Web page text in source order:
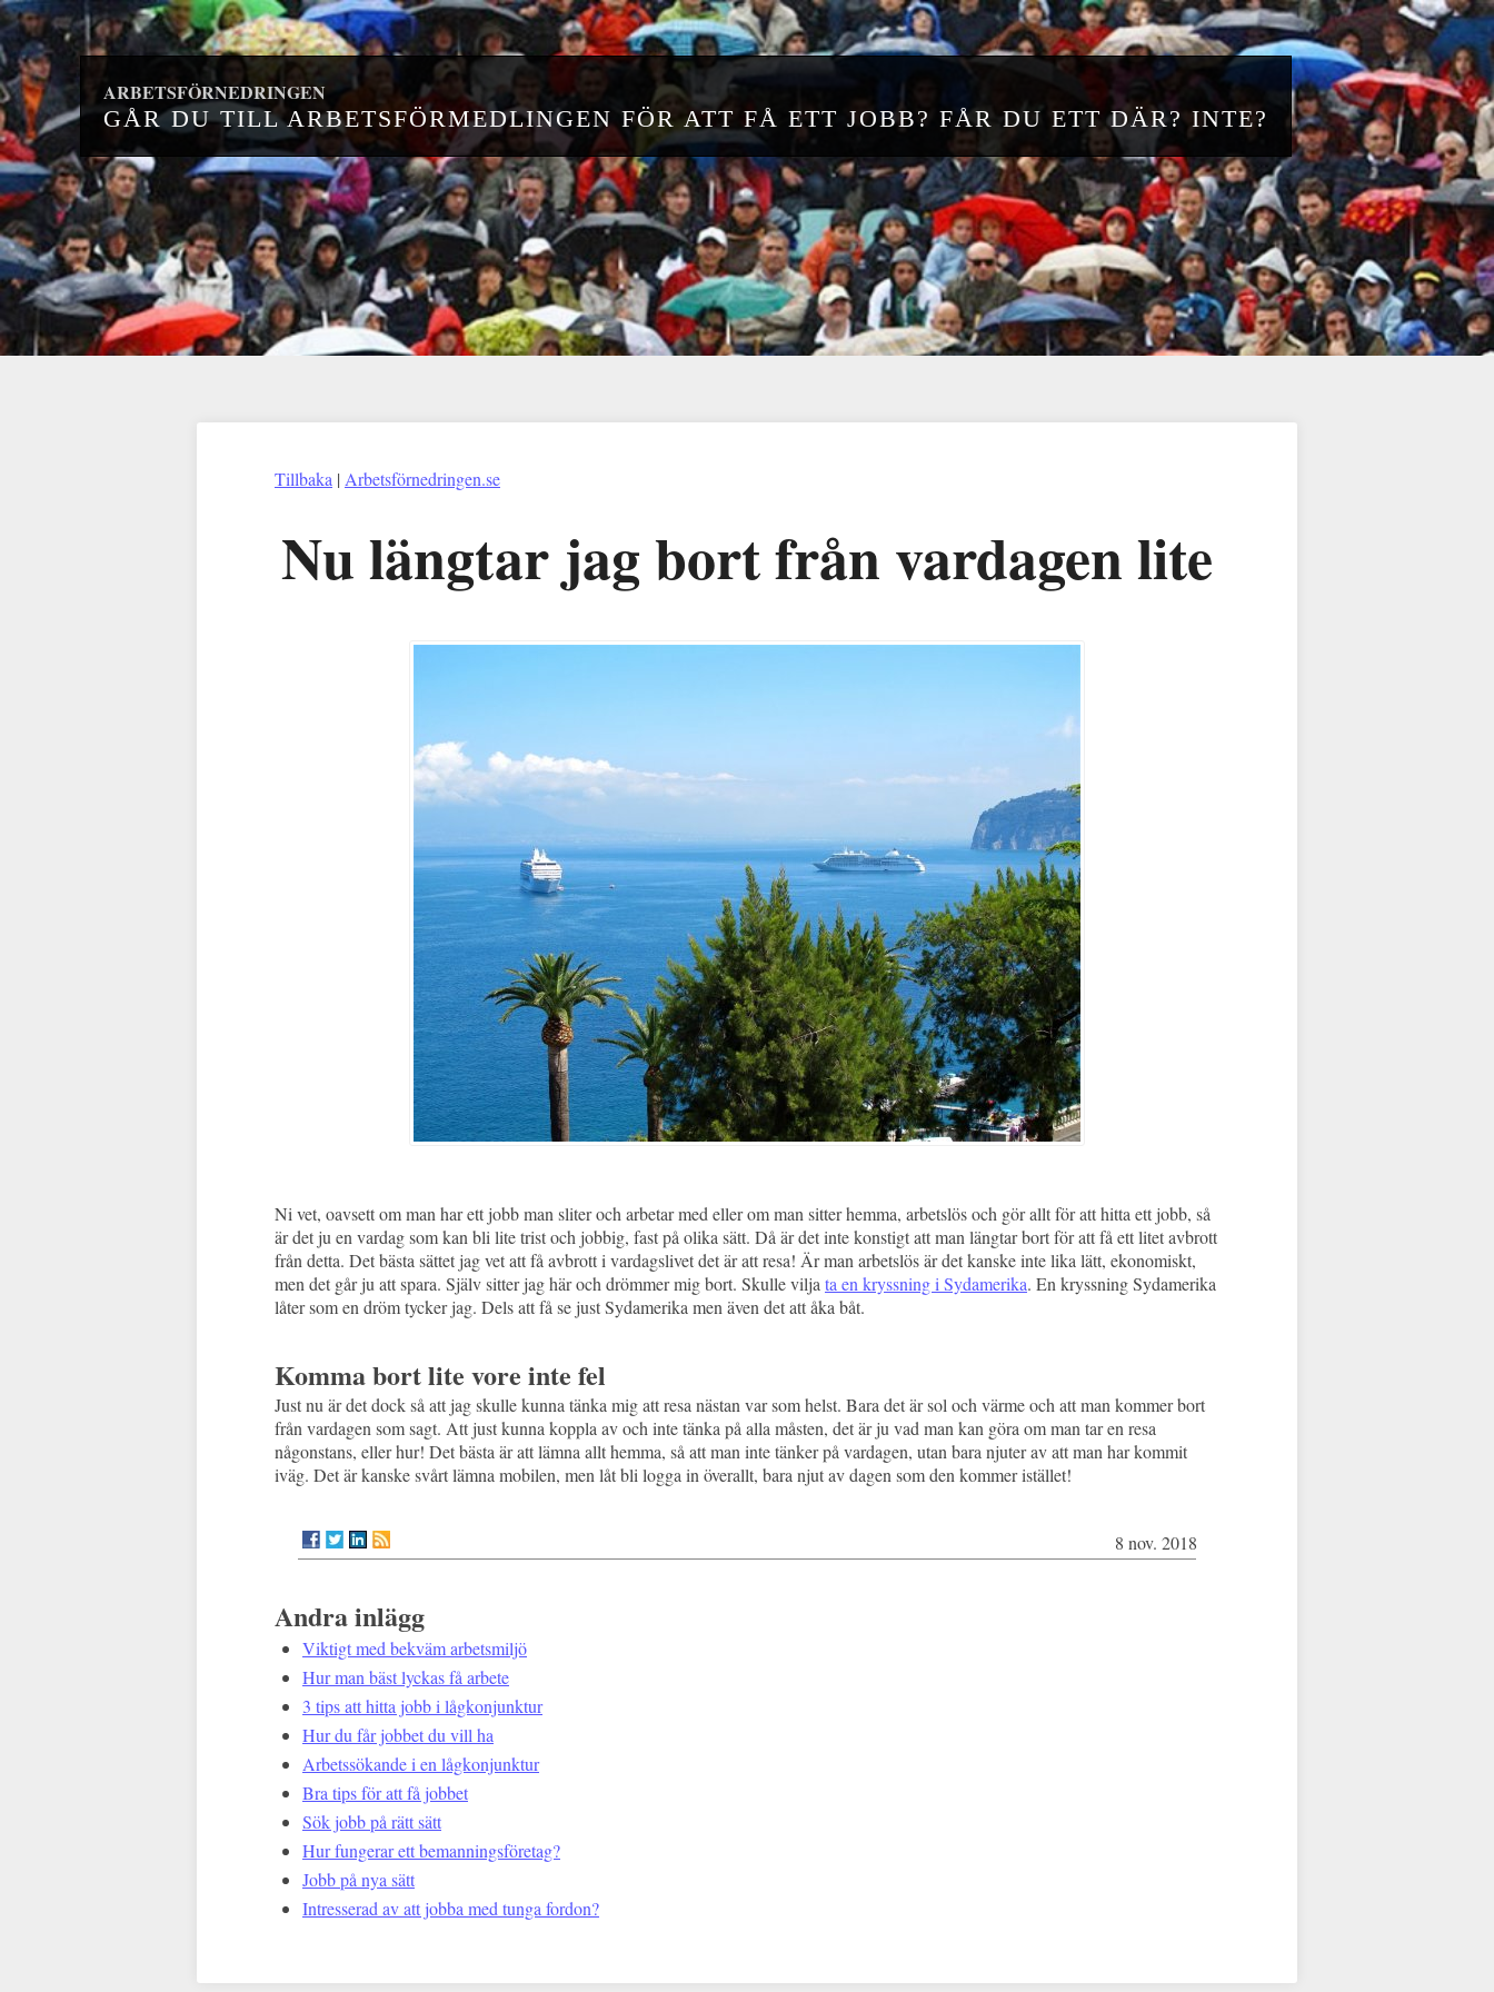
ARBETSFÖRNEDRINGEN
GÅR DU TILL ARBETSFÖRMEDLINGEN FÖR ATT FÅ ETT JOBB? FÅR DU ETT DÄR? INTE?
Tillbaka | Arbetsförnedringen.se
Nu längtar jag bort från vardagen lite
Ni vet, oavsett om man har ett jobb man sliter och arbetar med eller om man sitter hemma, arbetslös och gör allt för att hitta ett jobb, så
är det ju en vardag som kan bli lite trist och jobbig, fast på olika sätt. Då är det inte konstigt att man längtar bort för att få ett litet avbrott
från detta. Det bästa sättet jag vet att få avbrott i vardagslivet det är att resa! Är man arbetslös är det kanske inte lika lätt, ekonomiskt,
men det går ju att spara. Själv sitter jag här och drömmer mig bort. Skulle vilja ta en kryssning i Sydamerika. En kryssning Sydamerika
låter som en dröm tycker jag. Dels att få se just Sydamerika men även det att åka båt.
Komma bort lite vore inte fel
Just nu är det dock så att jag skulle kunna tänka mig att resa nästan var som helst. Bara det är sol och värme och att man kommer bort
från vardagen som sagt. Att just kunna koppla av och inte tänka på alla måsten, det är ju vad man kan göra om man tar en resa
någonstans, eller hur! Det bästa är att lämna allt hemma, så att man inte tänker på vardagen, utan bara njuter av att man har kommit
iväg. Det är kanske svårt lämna mobilen, men låt bli logga in överallt, bara njut av dagen som den kommer istället!
8 nov. 2018
Andra inlägg
Viktigt med bekväm arbetsmiljö
Hur man bäst lyckas få arbete
3 tips att hitta jobb i lågkonjunktur
Hur du får jobbet du vill ha
Arbetssökande i en lågkonjunktur
Bra tips för att få jobbet
Sök jobb på rätt sätt
Hur fungerar ett bemanningsföretag?
Jobb på nya sätt
Intresserad av att jobba med tunga fordon?